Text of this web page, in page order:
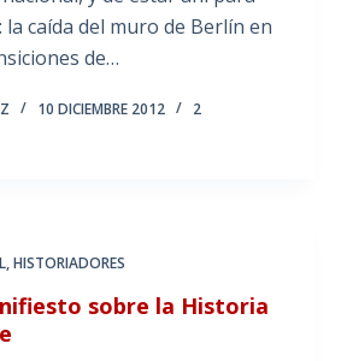
caída del muro de Berlín en
de…
10 DICIEMBRE 2012
2
,HISTORIADORES
sobre la Historia